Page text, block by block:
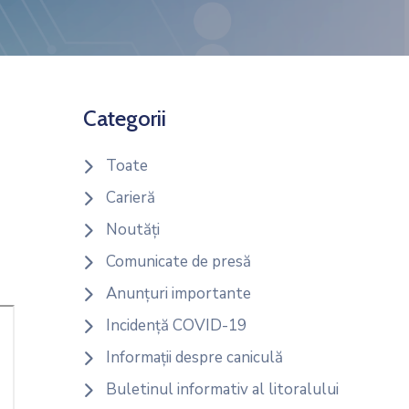
Categorii
Toate
Carieră
Noutăți
Comunicate de presă
Anunțuri importante
Incidență COVID-19
Informații despre caniculă
Buletinul informativ al litoralului